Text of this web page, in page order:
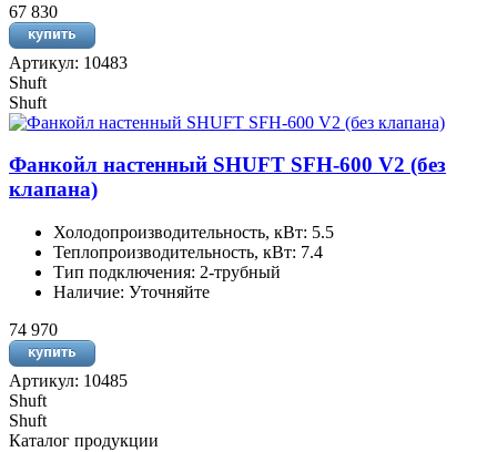
67 830
Артикул: 10483
Shuft
Shuft
Фанкойл настенный SHUFT SFH-600 V2 (без
клапана)
Холодопроизводительность, кВт: 5.5
Теплопроизводительность, кВт: 7.4
Тип подключения: 2-трубный
Наличие: Уточняйте
74 970
Артикул: 10485
Shuft
Shuft
Каталог продукции